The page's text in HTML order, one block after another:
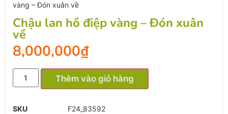
vàng – Đón xuân về
Chậu lan hồ điệp vàng – Đón xuân
về
8,000,000₫
Thêm vào giỏ hàng
SKU
F24_83592